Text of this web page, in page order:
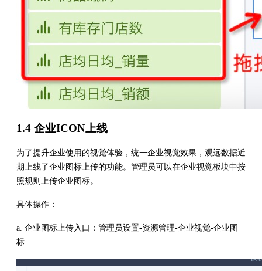
1.4 企业ICON上线
为了提升企业使用的视觉体验，统一企业视觉效果，观远数据近
期上线了企业图标上传的功能。管理员可以在企业视觉板块中按
照规则上传企业图标。
具体操作：
a. 企业图标上传入口：管理员设置-资源管理-企业视觉-企业图
标